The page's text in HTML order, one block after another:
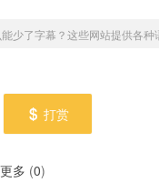
少了字幕？这些网站提供各种
打赏
更多 (0)